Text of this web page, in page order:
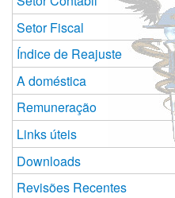
Setor Fiscal
Índice de Reajuste
A doméstica
Remuneração
Links úteis
Downloads
Revisões Recentes